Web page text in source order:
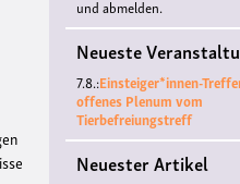
und abmelden.
Neueste
7.8.:Einsteiger*innen-
offenes Plenum vom
Tierbefreiungstreff
Neuester Artikel